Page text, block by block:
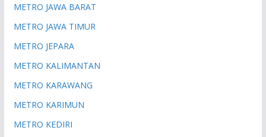
METRO JAWA BARAT
METRO JAWA TIMUR
METRO JEPARA
METRO KALIMANTAN
METRO KARAWANG
METRO KARIMUN
METRO KEDIRI